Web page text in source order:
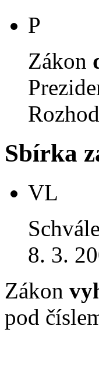
P
Zákon
Sbírka
VL
8. 3.
Zákon
pod